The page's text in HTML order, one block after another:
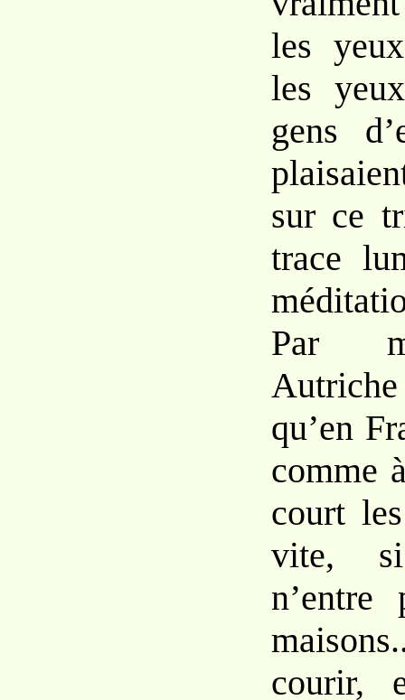
les
les
gens
sur ce
trace
Par
qu’en
comme
court
vite,
n’entre
courir,